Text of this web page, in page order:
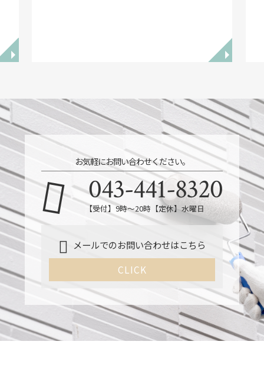
◥ ◥
お気軽にお問い合わせください。
043-441-8320
【受付】9時～20時【定休】水曜日
メールでのお問い合わせはこちら
CLICK